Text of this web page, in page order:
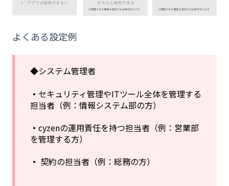
よくある設定例
◆システム管理者
・ セキュリティ管理やITツール全体を管理する
担当者（例：情報システム部の方）
・ cyzenの運用責任を持つ担当者（例：営業部
を管理する方）
・ 契約の担当者（例：総務の方）